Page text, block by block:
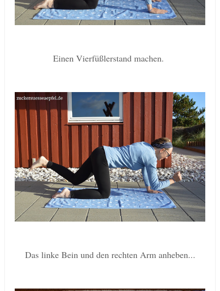
Einen Vierfüßlerstand machen.
Das linke Bein und den rechten Arm anheben...